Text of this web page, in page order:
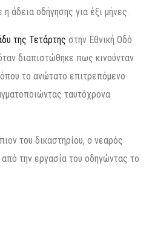
άδεια οδήγησης για έξι μήνες.
της Τετάρτης στην Εθνική Οδό
διαπιστώθηκε πως κινούνταν
το ανώτατο επιτρεπόμενο
ταυτόχρονα
του δικαστηρίου, ο νεαρός
την εργασία του οδηγώντας το